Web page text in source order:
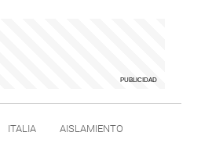
ITALIA
AISLAMIENTO